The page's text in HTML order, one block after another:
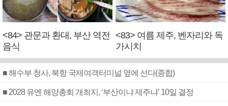
<84> 관문과 환대, 부산 역전
음식
<83> 여름 제주, 벤자리와 독
가시치
■ 해수부 청사, 북항 국제여객터미널 옆에 선다(종합)
■ 2028 유엔 해양총회 개최지, ‘부산이냐 제주냐’ 10일 결정